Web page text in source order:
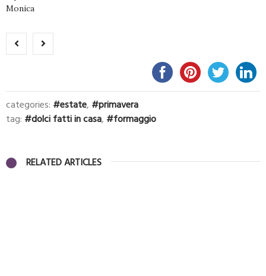
Monica
categories: estate,
primavera
tag:
dolci fatti in casa, formaggio
RELATED ARTICLES